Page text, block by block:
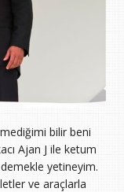
bilir beni
Ajan J ile ketum
yetineyim.
ve araçlarla